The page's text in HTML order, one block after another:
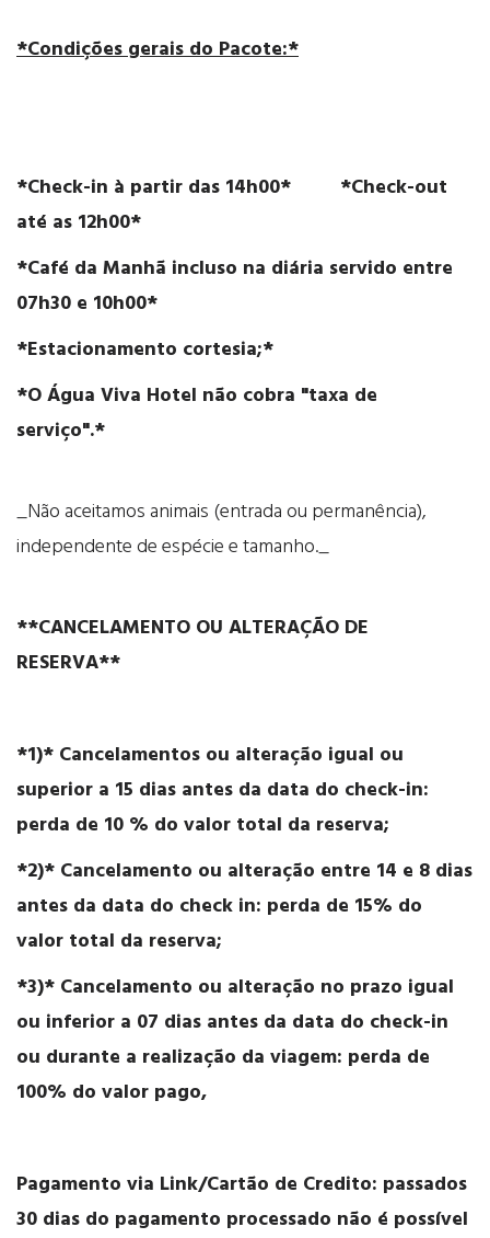
*Condições gerais do Pacote:*
*Check-in à partir das 14h00* *Check-out
até as 12h00*
*Café da Manhã incluso na diária servido entre
07h30 e 10h00*
*Estacionamento cortesia;*
*O Água Viva Hotel não cobra "taxa de
serviço".*
_Não aceitamos animais (entrada ou permanência),
independente de espécie e tamanho._
**CANCELAMENTO OU ALTERAÇÃO DE
RESERVA**
*1)* Cancelamentos ou alteração igual ou
superior a 15 dias antes da data do check-in:
perda de 10 % do valor total da reserva;
*2)* Cancelamento ou alteração entre 14 e 8 dias
antes da data do check in: perda de 15% do
valor total da reserva;
*3)* Cancelamento ou alteração no prazo igual
ou inferior a 07 dias antes da data do check-in
ou durante a realização da viagem: perda de
100% do valor pago,
Pagamento via Link/Cartão de Credito: passados
30 dias do pagamento processado não é possível